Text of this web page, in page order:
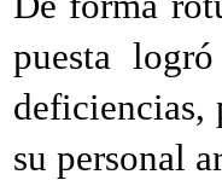
puesta
deficiencias,
su personal